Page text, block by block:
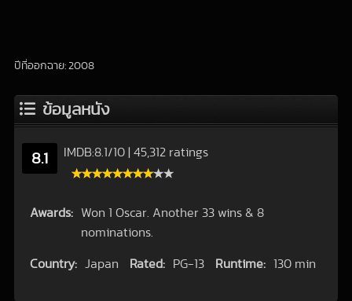
ปีที่ออกฉาย: 2008
ข้อมูลหนัง
8.1 IMDB:8.1/10 45,312 ratings
Awards:
Won 1 Oscar. Another 33 wins & 8
nominations.
Country: Japan Rated: PG-13 Runtime: 130 min